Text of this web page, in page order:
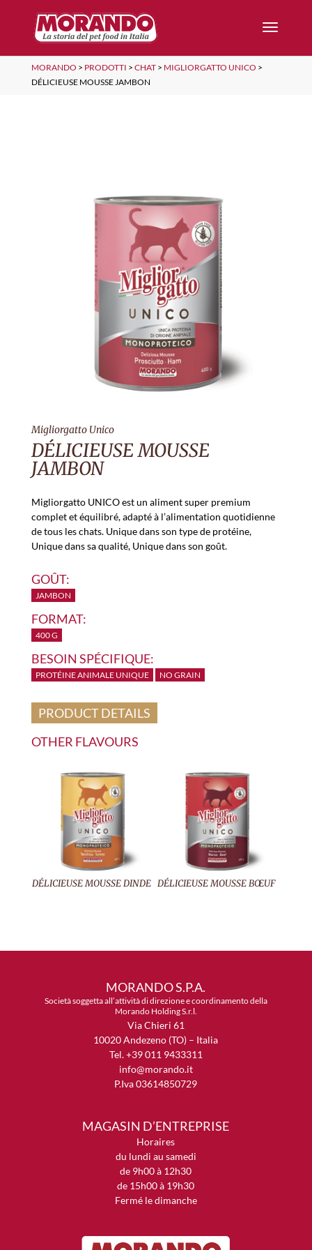
MORANDO > PRODOTTI > CHAT> MIGLIORGATTO UNICO >
DÉLICIEUSE MOUSSE JAMBON
Migliorgatto Unico
DÉLICIEUSE MOUSSE
JAMBON
Migliorgatto UNICO est un aliment super premium
complet et équilibré, adapté à l’alimentation quotidienne
de tous les chats. Unique dans son type de protéine,
Unique dans sa qualité, Unique dans son goût.
GOÛT:
JAMBON
FORMAT:
400 G
BESOIN SPÉCIFIQUE:
PROTÉINE ANIMALE UNIQUE NO GRAIN
PRODUCT DETAILS
OTHER FLAVOURS
DÉLICIEUSE MOUSSE DINDE DÉLICIEUSE MOUSSE BŒUF
MORANDO S.P.A.
Società soggetta all’attività di direzione e coordinamento della
Morando Holding S.r.l.
Via Chieri 61
10020 Andezeno (TO) – Italia
Tel. +39 011 9433311
info@morando.it
P.Iva 03614850729
MAGASIN D’ENTREPRISE
Horaires
du lundi au samedi
de 9h00 à 12h30
de 15h00 à 19h30
Fermé le dimanche